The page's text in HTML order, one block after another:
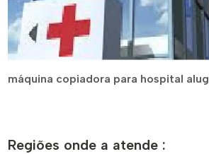
máquina copiadora para hospital
Regiões onde a atende :